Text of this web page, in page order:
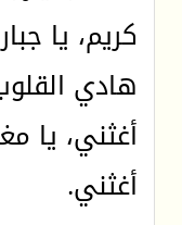
كريم، يا
هادي
أغثني، يا
أغثني.